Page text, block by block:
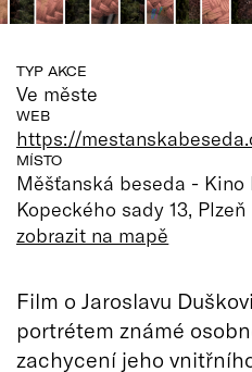
TYP AKCE
Ve měste
WEB
https://
MÍSTO
Měšťanská beseda - Kino
Kopeckého sady 13, Plzeň
zobrazit na mapě
Film o Jaroslavu
portrétem známé
zachycení jeho